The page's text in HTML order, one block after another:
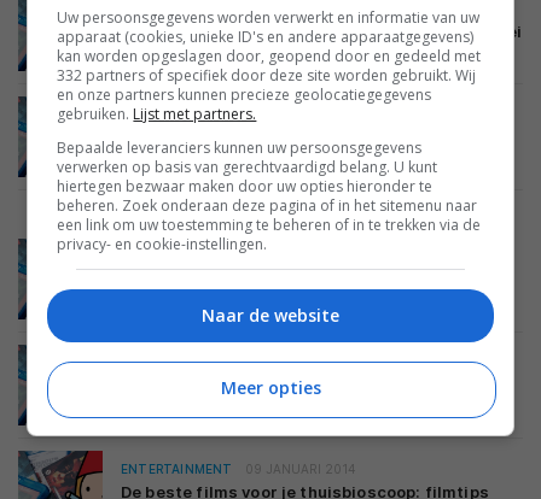
29 MEI 2014
De beste films voor je thuisbioscoop: filmtips mei
2014
ENTERTAINMENT 24 APRIL 2014
De beste films voor je thuisbioscoop: filmtips
april 2014
18 MAART 2014
ENTERTAINMENT 20 FEBRUARI 2014
De beste films voor je thuisbioscoop: filmtips
ENTERTAINMENT 09 JANUARI 2014
De beste films voor je thuisbioscoop: filmtips
Uw persoonsgegevens worden verwerkt en informatie van uw
apparaat (cookies, unieke ID's en andere apparaatgegevens)
kan worden opgeslagen door, geopend door en gedeeld met
332 partners of specifiek door deze site worden gebruikt. Wij
en onze partners kunnen precieze geolocatiegegevens
gebruiken. Lijst met partners.
Bepaalde leveranciers kunnen uw persoonsgegevens
verwerken op basis van gerechtvaardigd belang. U kunt
hiertegen bezwaar maken door uw opties hieronder te
beheren. Zoek onderaan deze pagina of in het sitemenu naar
een link om uw toestemming te beheren of in te trekken via de
privacy- en cookie-instellingen.
Naar de website
Meer opties